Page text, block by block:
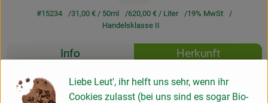
#15234 31,00 € / 50ml 620,00 € / Liter
19% MwSt
Handelsklasse II
Rezepte
Info Herkunft
Entdecke passende Rezepte
Info
Liebe Leut', ihr helft uns sehr, wenn ihr
Cookies zulasst (bei uns sind es sogar Bio-